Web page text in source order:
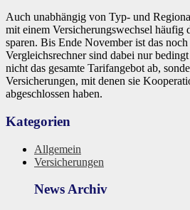
Auch unabhängig von Typ- und
mit einem Versicherungswechsel häufig
sparen. Bis Ende November ist das
Vergleichsrechner sind dabei nur
nicht das gesamte Tarifangebot ab,
Versicherungen, mit denen sie
abgeschlossen haben.
Kategorien
Allgemein
Versicherungen
News Archiv